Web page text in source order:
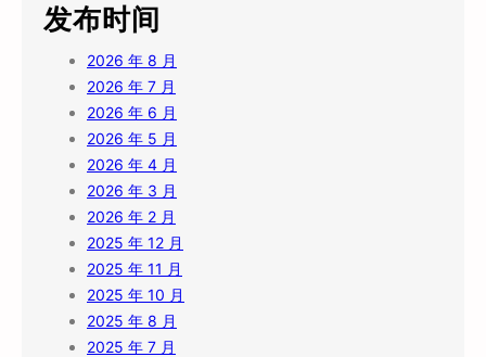
发布时间
2026 年 8 月
2026 年 7 月
2026 年 6 月
2026 年 5 月
2026 年 4 月
2026 年 3 月
2026 年 2 月
2025 年 12 月
2025 年 11 月
2025 年 10 月
2025 年 8 月
2025 年 7 月